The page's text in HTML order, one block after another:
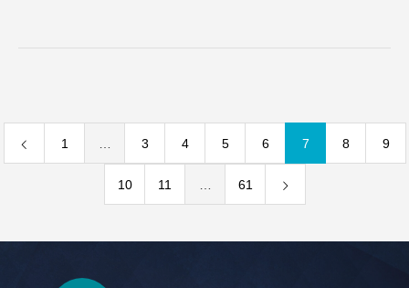
1 3 4 5 6 7 8 9
10 11 61